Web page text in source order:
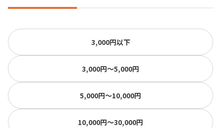
3,000円以下
3,000円〜5,000円
5,000円〜10,000円
10,000円〜30,000円